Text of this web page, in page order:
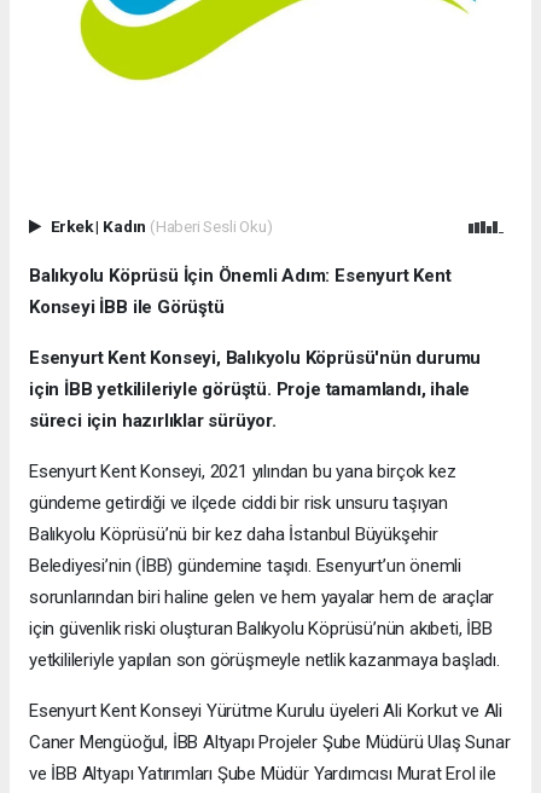
Erkek| Kadın (Haberi Sesli Oku)
Balıkyolu Köprüsü İçin Önemli Adım: Esenyurt Kent
Konseyi İBB ile Görüştü
Esenyurt Kent Konseyi, Balıkyolu Köprüsü'nün durumu
için İBB yetkilileriyle görüştü. Proje tamamlandı, ihale
süreci için hazırlıklar sürüyor.
Esenyurt Kent Konseyi, 2021 yılından bu yana birçok kez
gündeme getirdiği ve ilçede ciddi bir risk unsuru taşıyan
Balıkyolu Köprüsü’nü bir kez daha İstanbul Büyükşehir
Belediyesi’nin (İBB) gündemine taşıdı. Esenyurt’un önemli
sorunlarından biri haline gelen ve hem yayalar hem de araçlar
için güvenlik riski oluşturan Balıkyolu Köprüsü’nün akıbeti, İBB
yetkilileriyle yapılan son görüşmeyle netlik kazanmaya başladı.
Esenyurt Kent Konseyi Yürütme Kurulu üyeleri Ali Korkut ve Ali
Caner Mengüoğul, İBB Altyapı Projeler Şube Müdürü Ulaş Sunar
ve İBB Altyapı Yatırımları Şube Müdür Yardımcısı Murat Erol ile